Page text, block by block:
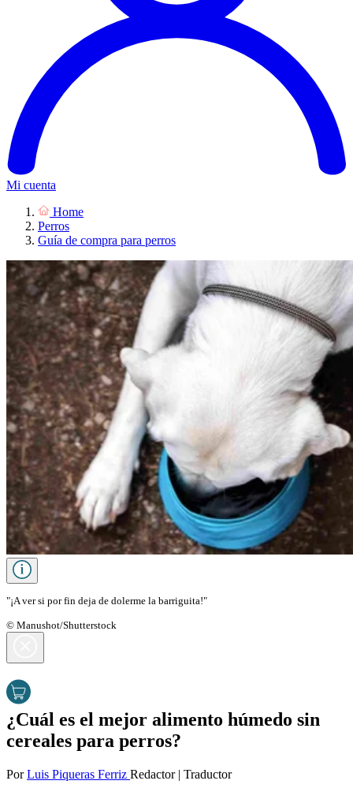
Mi cuenta
Home
Perros
Guía de compra para perros
"¡A ver si por fin deja de dolerme la barriguita!"
© Manushot/Shutterstock
¿Cuál es el mejor alimento húmedo sin
cereales para perros?
PorLuis Piqueras Ferriz Redactor | Traductor